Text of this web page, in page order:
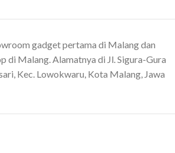
gadget pertama di Malang dan
di Malang. Alamatnya di Jl. Sigura-Gura
Kec. Lowokwaru, Kota Malang, Jawa